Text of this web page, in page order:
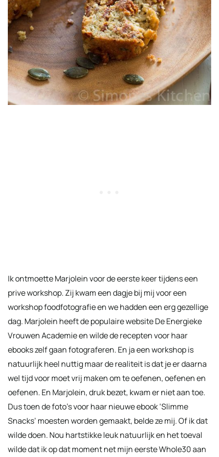
Ik ontmoette Marjolein voor de eerste keer tijdens een
prive workshop. Zij kwam een dagje bij mij voor een
workshop foodfotografie en we hadden een erg gezellige
dag. Marjolein heeft de populaire website De Energieke
Vrouwen Academie en wilde de recepten voor haar
ebooks zelf gaan fotograferen. En ja een workshop is
natuurlijk heel nuttig maar de realiteit is dat je er daarna
wel tijd voor moet vrij maken om te oefenen, oefenen en
oefenen. En Marjolein, druk bezet, kwam er niet aan toe.
Dus toen de foto’s voor haar nieuwe ebook ‘Slimme
Snacks’ moesten worden gemaakt, belde ze mij. Of ik dat
wilde doen. Nou hartstikke leuk natuurlijk en het toeval
wilde dat ik op dat moment net mijn eerste Whole30 aan